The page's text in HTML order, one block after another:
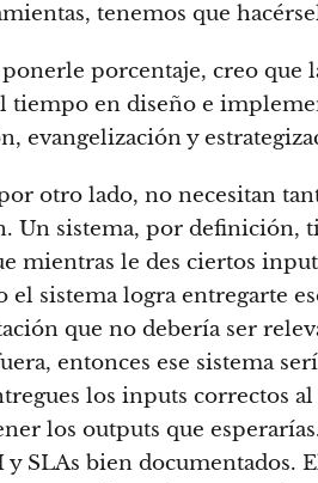
tenemos que
porcentaje, creo que
tiempo en diseño e
evangelización y
otro lado, no necesitan
Un sistema, por definición,
mientras le des ciertos
el sistema logra entregarte
que no debería ser
entonces ese sistema
los inputs correctos
los outputs que
y SLAs bien documentados.